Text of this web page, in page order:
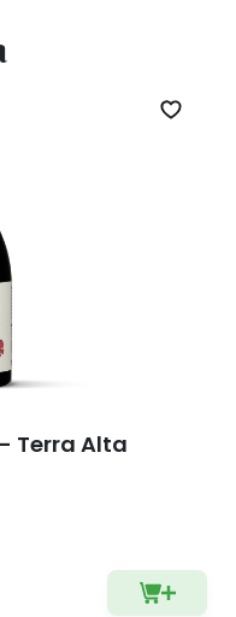
Zet
Terra Alta